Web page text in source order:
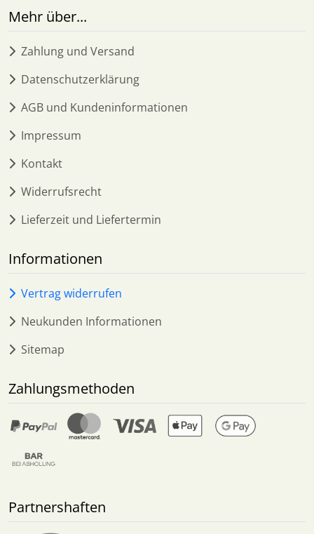
Mehr über...
Zahlung und Versand
Datenschutzerklärung
AGB und Kundeninformationen
Impressum
Kontakt
Widerrufsrecht
Lieferzeit und Liefertermin
Informationen
Vertrag widerrufen
Neukunden Informationen
Sitemap
Zahlungsmethoden
Partnershaften